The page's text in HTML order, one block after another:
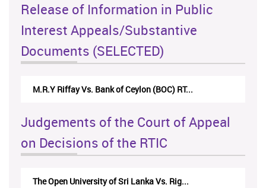
Release of Information in Public
Interest Appeals/Substantive
Documents (SELECTED)
M.R.Y Riffay Vs. Bank of Ceylon (BOC) RT...
Judgements of the Court of Appeal
on Decisions of the RTIC
The Open University of Sri Lanka Vs. Rig...